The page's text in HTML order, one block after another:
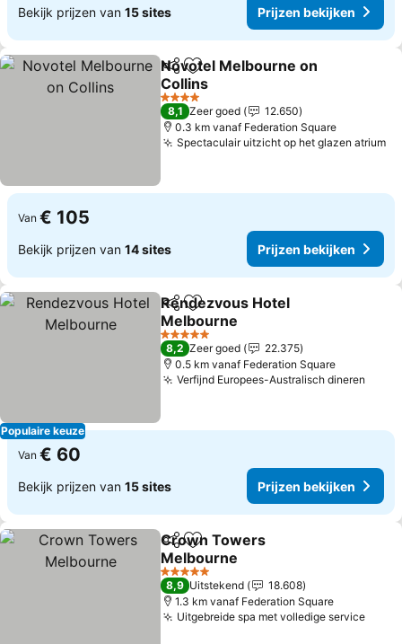
Bekijk prijzen van 15 sites Prijzen bekijken
DelenToevoegen aan favorieten
Novotel Melbourne on
Collins
Prijzen bekijken
4 Sterren
8,1 Zeer goed
12.650
0.3 km vanaf Federation Square
Spectaculair uitzicht op het glazen atrium
Van € 105
Bekijk prijzen van 14 sites Prijzen bekijken
Populaire keuze
DelenToevoegen aan favorieten
Rendezvous Hotel
Melbourne
Prijzen bekijken
5 Sterren
8,2 Zeer goed
22.375
0.5 km vanaf Federation Square
Verfijnd Europees-Australisch dineren
Van € 60
Bekijk prijzen van 15 sites Prijzen bekijken
DelenToevoegen aan favorieten
Crown Towers
Melbourne
Prijzen bekijken
5 Sterren
8,9 Uitstekend
18.608
1.3 km vanaf Federation Square
Uitgebreide spa met volledige service